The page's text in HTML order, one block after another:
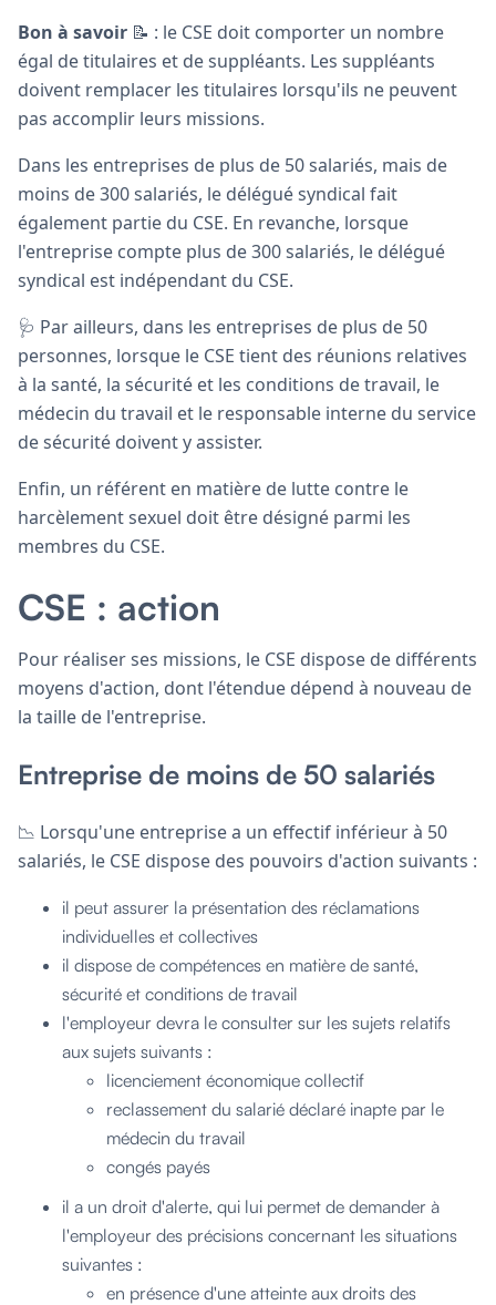
Bon à savoir 📝 : le CSE doit comporter un nombre
égal de titulaires et de suppléants. Les suppléants
doivent remplacer les titulaires lorsqu'ils ne peuvent
pas accomplir leurs missions.
Dans les entreprises de plus de 50 salariés, mais de
moins de 300 salariés, le délégué syndical fait
également partie du CSE. En revanche, lorsque
l'entreprise compte plus de 300 salariés, le délégué
syndical est indépendant du CSE.
🩺 Par ailleurs, dans les entreprises de plus de 50
personnes, lorsque le CSE tient des réunions relatives
à la santé, la sécurité et les conditions de travail, le
médecin du travail et le responsable interne du service
de sécurité doivent y assister.
Enfin, un référent en matière de lutte contre le
harcèlement sexuel doit être désigné parmi les
membres du CSE.
CSE : action
Pour réaliser ses missions, le CSE dispose de différents
moyens d'action, dont l'étendue dépend à nouveau de
la taille de l'entreprise.
Entreprise de moins de 50 salariés
📉 Lorsqu'une entreprise a un effectif inférieur à 50
salariés, le CSE dispose des pouvoirs d'action suivants :
il peut assurer la présentation des réclamations
individuelles et collectives
il dispose de compétences en matière de santé,
sécurité et conditions de travail
l'employeur devra le consulter sur les sujets relatifs
aux sujets suivants :
licenciement économique collectif
reclassement du salarié déclaré inapte par le
médecin du travail
congés payés
il a un droit d'alerte, qui lui permet de demander à
l'employeur des précisions concernant les situations
suivantes :
en présence d'une atteinte aux droits des